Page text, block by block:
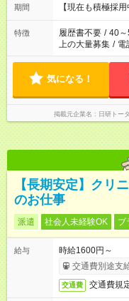
望する勤務時間
期間 【現在も積極採
特徴 履歴書不要 / 40～
上の大量募集 / 電
気になる！
掲載元企業名 日研トー
【長期安定】クリ
のお仕事
派遣 社会人未経験OK ブ
給与
時給1600円～
交通費別途支
交通費 交通費規